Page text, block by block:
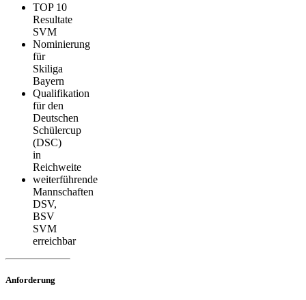
TOP 10
Resultate
SVM
Nominierung
für
Skiliga
Bayern
Qualifikation
für den
Deutschen
Schülercup
(DSC)
in
Reichweite
weiterführende
Mannschaften
DSV,
BSV
SVM
erreichbar
Anforderung